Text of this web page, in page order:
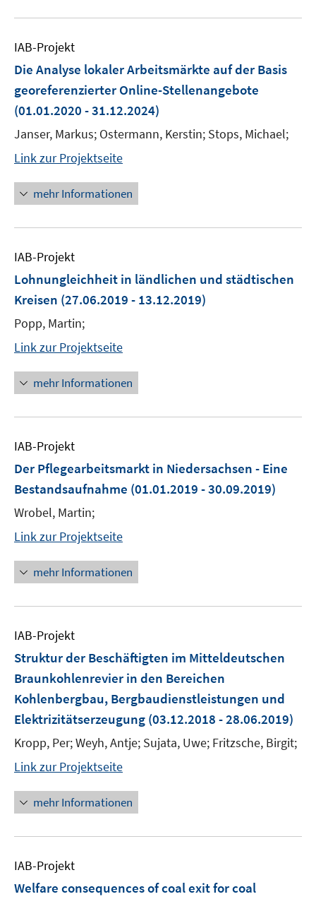
IAB-Projekt
Die Analyse lokaler Arbeitsmärkte auf der Basis
georeferenzierter Online-Stellenangebote
(01.01.2020 - 31.12.2024)
Janser, Markus; Ostermann, Kerstin; Stops, Michael;
Link zur Projektseite
mehr Informationen
IAB-Projekt
Lohnungleichheit in ländlichen und städtischen
Kreisen (27.06.2019 - 13.12.2019)
Popp, Martin;
Link zur Projektseite
mehr Informationen
IAB-Projekt
Der Pflegearbeitsmarkt in Niedersachsen - Eine
Bestandsaufnahme (01.01.2019 - 30.09.2019)
Wrobel, Martin;
Link zur Projektseite
mehr Informationen
IAB-Projekt
Struktur der Beschäftigten im Mitteldeutschen
Braunkohlenrevier in den Bereichen
Kohlenbergbau, Bergbaudienstleistungen und
Elektrizitätserzeugung (03.12.2018 - 28.06.2019)
Kropp, Per; Weyh, Antje; Sujata, Uwe; Fritzsche, Birgit;
Link zur Projektseite
mehr Informationen
IAB-Projekt
Welfare consequences of coal exit for coal